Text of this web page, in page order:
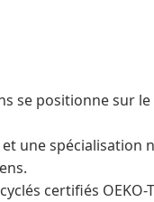
se positionne sur
une spécialisation
certifiés OEKO-